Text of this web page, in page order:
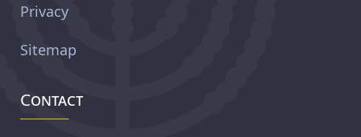
Privacy
Sitemap
Contact